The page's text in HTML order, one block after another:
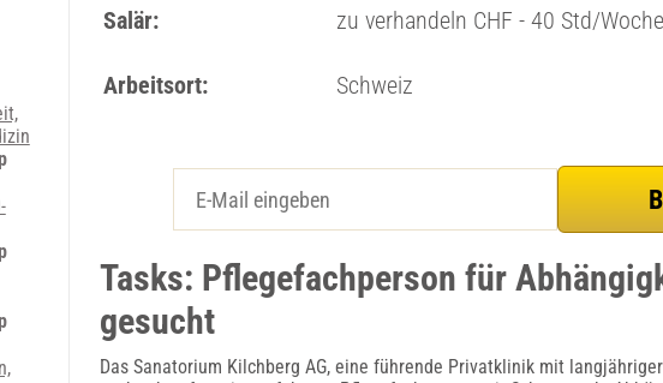
Salär:
zu verhandeln CHF - 40 Std/Woche
Arbeitsort: Schweiz
Tasks: Pflegefachperson für
gesucht
Das Sanatorium Kilchberg AG, eine führende Privatklinik mit